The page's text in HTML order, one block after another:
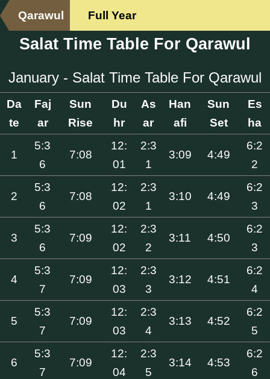
Qarawul Full Year
Salat Time Table For Qarawul
January - Salat Time Table For Qarawul
Da
te
Faj
ar
Sun
Rise
Du
hr
As
ar
Han
afi
Sun
Set
Es
ha
1
5:3
6
7:08
12:
01
2:3
1
3:09 4:49
6:2
2
2
5:3
6
7:08
12:
02
2:3
1
3:10 4:49
6:2
3
3
5:3
6
7:09
12:
02
2:3
2
3:11 4:50
6:2
3
4
5:3
7
7:09
12:
03
2:3
3
3:12 4:51
6:2
4
5
5:3
7
7:09
12:
03
2:3
4
3:13 4:52
6:2
5
6
5:3
7
7:09
12:
04
2:3
5
3:14 4:53
6:2
6